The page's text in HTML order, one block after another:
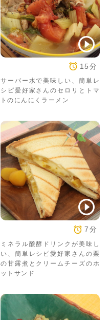
15分
サーバー水で美味しい、簡単レ
シピ愛好家さんのセロリとトマ
トのにんにくラーメン
7分
ミネラル醗酵ドリンクが美味し
い、簡単レシピ愛好家さんの栗
の甘露煮とクリームチーズのホ
ットサンド